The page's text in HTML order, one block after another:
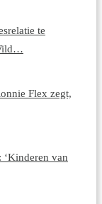
te
Flex zegt,
van